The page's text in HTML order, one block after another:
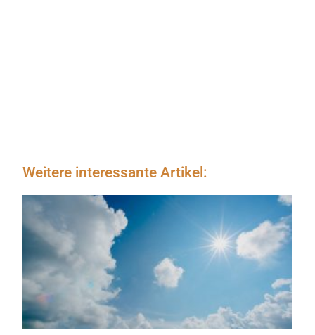
Weitere interessante Artikel: